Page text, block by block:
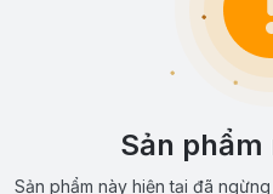
Sản
Sản phẩm này hiện tại đã